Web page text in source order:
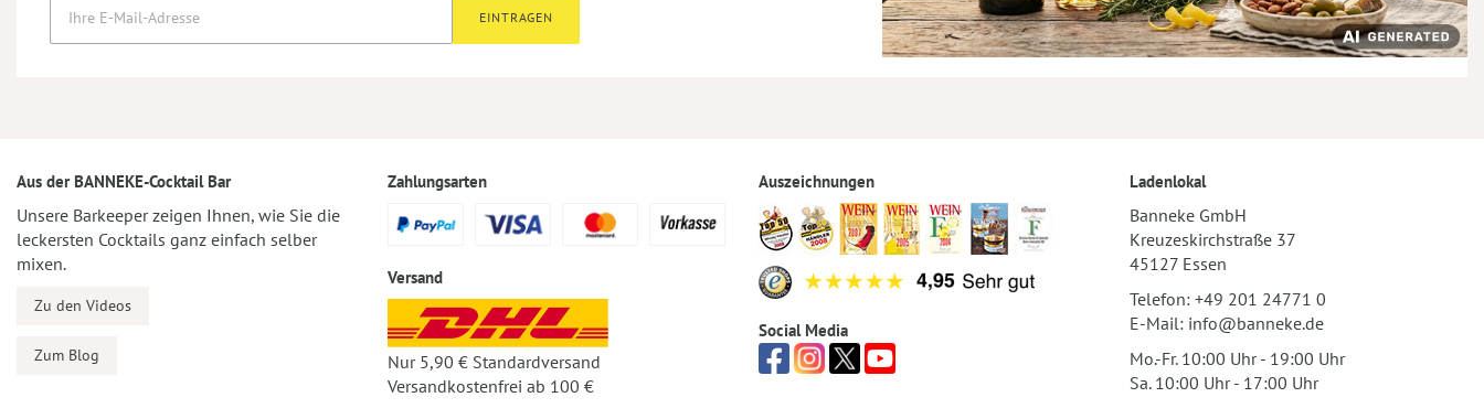
EINTRAGEN
Aus der BANNEKE-Cocktail Bar
Unsere Barkeeper zeigen Ihnen, wie Sie die
leckersten Cocktails ganz einfach selber
mixen.
Zu den Videos
Zum Blog
Zahlungsarten
Versand
Nur 5,90 € Standardversand
Versandkostenfrei ab 100 €
Auszeichnungen
Social Media
Ladenlokal
Banneke GmbH
Kreuzeskirchstraße 37
45127 Essen
Telefon: +49 201 24771 0
E-Mail: info@banneke.de
Mo.-Fr. 10:00 Uhr - 19:00 Uhr
Sa. 10:00 Uhr - 17:00 Uhr